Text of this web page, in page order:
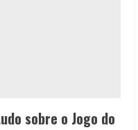
sobre o Jogo do